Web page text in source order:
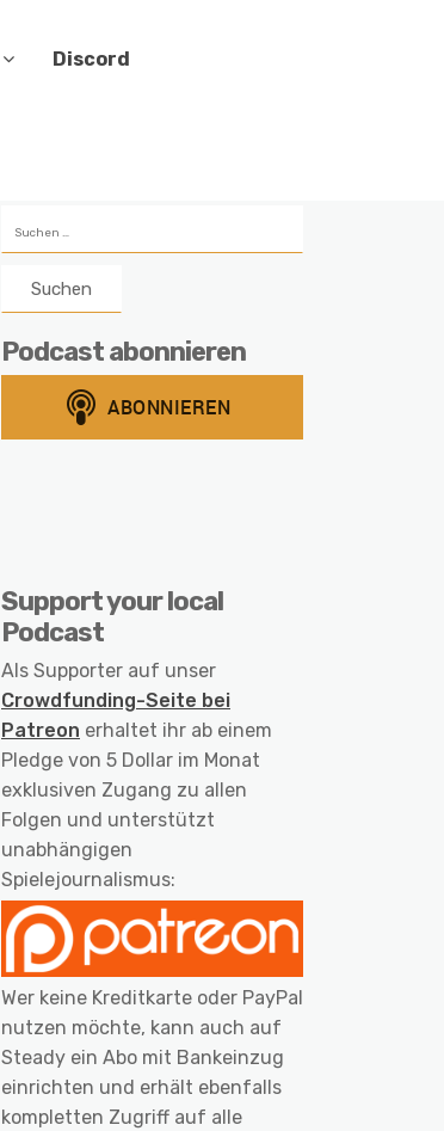
Discord
nach:
Podcast abonnieren
Support your local
Podcast
Als Supporter auf unser
Crowdfunding-Seite bei
Patreon erhaltet ihr ab einem
Pledge von 5 Dollar im Monat
exklusiven Zugang zu allen
Folgen und unterstützt
unabhängigen
Spielejournalismus:
Wer keine Kreditkarte oder PayPal
nutzen möchte, kann auch auf
Steady ein Abo mit Bankeinzug
einrichten und erhält ebenfalls
kompletten Zugriff auf alle